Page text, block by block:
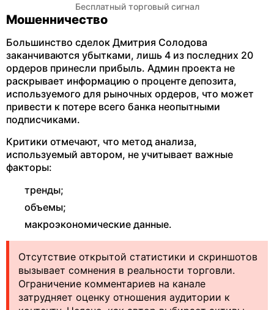
Бесплатный торговый сигнал
Мошенничество
Большинство сделок Дмитрия Солодова
заканчиваются убытками, лишь 4 из последних 20
ордеров принесли прибыль. Админ проекта не
раскрывает информацию о проценте депозита,
используемого для рыночных ордеров, что может
привести к потере всего банка неопытными
подписчиками.
Критики отмечают, что метод анализа,
используемый автором, не учитывает важные
факторы:
тренды;
объемы;
макроэкономические данные.
Отсутствие открытой статистики и скриншотов
вызывает сомнения в реальности торговли.
Ограничение комментариев на канале
затрудняет оценку отношения аудитории к